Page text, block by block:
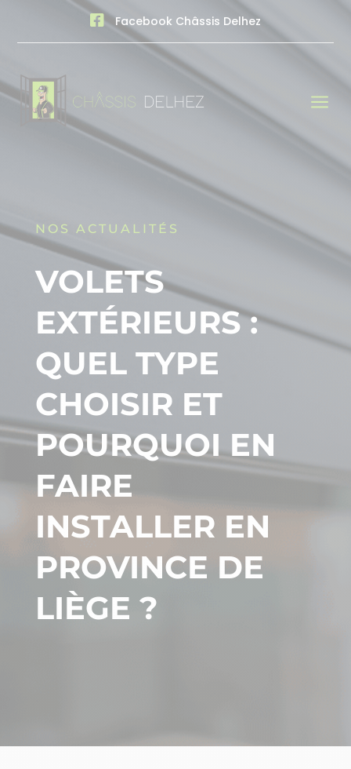
 Facebook Châssis Delhez
a
NOS ACTUALITÉS
VOLETS
EXTÉRIEURS :
QUEL TYPE
CHOISIR ET
POURQUOI EN
FAIRE
INSTALLER EN
PROVINCE DE
LIÈGE ?